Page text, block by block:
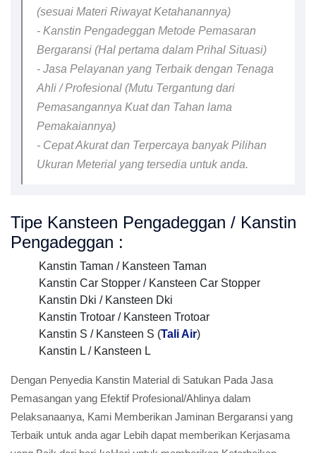
(sesuai Materi Riwayat Ketahanannya)
- Kanstin Pengadeggan Metode Pemasaran
Bergaransi (Hal pertama dalam Prihal Situasi)
- Jasa Pelayanan yang Terbaik dengan Tenaga
Ahli / Profesional (Mutu Tergantung dari
Pemasangannya Kuat dan Tahan lama
Pemakaiannya)
- Cepat Akurat dan Terpercaya banyak Pilihan
Ukuran Meterial yang tersedia untuk anda.
Tipe Kansteen Pengadeggan / Kanstin
Pengadeggan :
Kanstin Taman / Kansteen Taman
Kanstin Car Stopper / Kansteen Car Stopper
Kanstin Dki / Kansteen Dki
Kanstin Trotoar / Kansteen Trotoar
Kanstin S / Kansteen S (Tali Air)
Kanstin L / Kansteen L
Dengan Penyedia Kanstin Material di Satukan Pada Jasa
Pemasangan yang Efektif Profesional/Ahlinya dalam
Pelaksanaanya, Kami Memberikan Jaminan Bergaransi yang
Terbaik untuk anda agar Lebih dapat memberikan Kerjasama